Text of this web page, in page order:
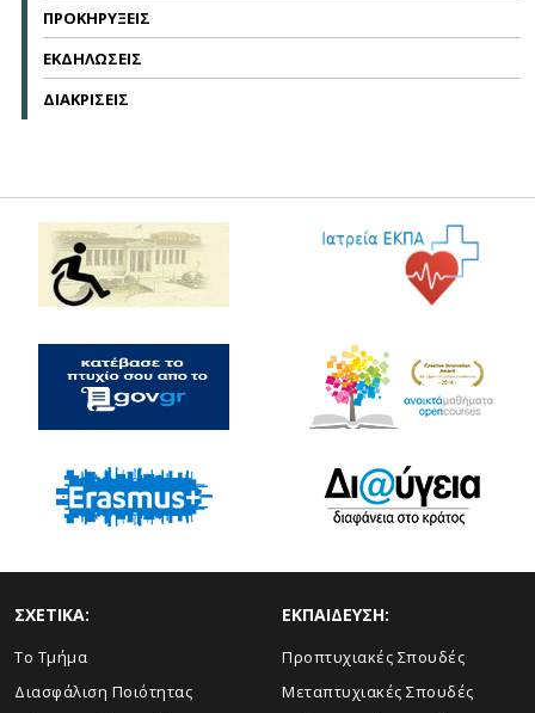
ΠΡΟΚΗΡΥΞΕΙΣ
ΕΚΔΗΛΩΣΕΙΣ
ΔΙΑΚΡΙΣΕΙΣ
ΣΧΕΤΙΚΑ:
Το Τμήμα
Διασφάλιση Ποιότητας
ΕΚΠΑΙΔΕΥΣΗ:
Προπτυχιακές Σπουδές
Μεταπτυχιακές Σπουδές